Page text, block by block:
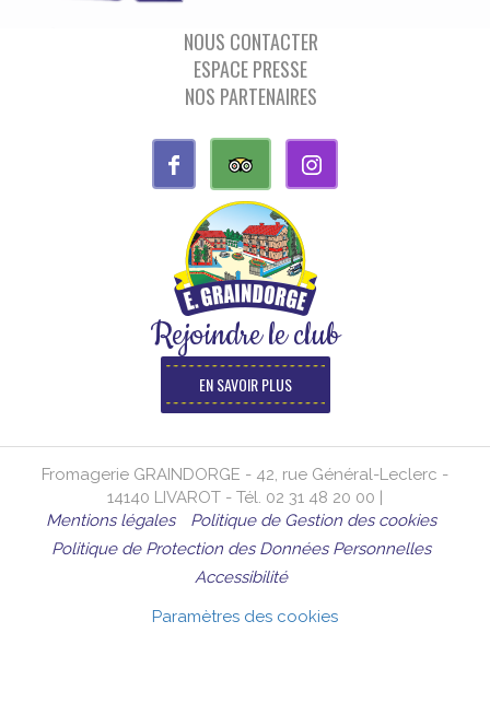
NOUS CONTACTER
ESPACE PRESSE
NOS PARTENAIRES
Rejoindre le club
EN SAVOIR PLUS
Fromagerie GRAINDORGE - 42, rue Général-Leclerc -
14140 LIVAROT - Tél. 02 31 48 20 00 |
Mentions légales
Politique de Gestion des cookies
Politique de Protection des Données Personnelles
Accessibilité
Paramètres des cookies